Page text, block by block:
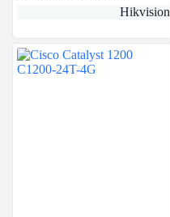
Hikvision